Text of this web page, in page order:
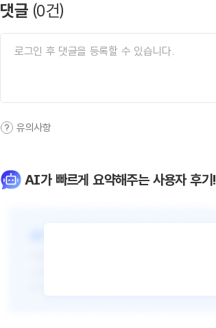
댓글 (0건)
유의사항
AI가 빠르게 요약해주는 사용자 후기!